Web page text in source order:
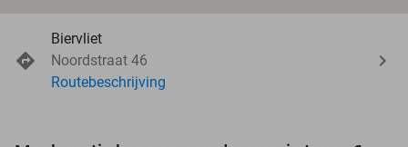
Biervliet
Noordstraat 46
Routebeschrijving